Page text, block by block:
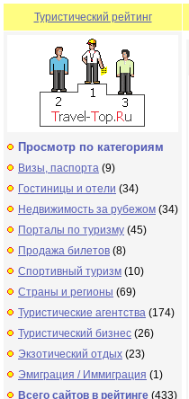
Туристический рейтинг
Просмотр по категориям
Визы, паспорта (9)
Гостиницы и отели (34)
Недвижимость за рубежом (34)
Порталы по туризму (45)
Продажа билетов (8)
Спортивный туризм (10)
Страны и регионы (69)
Туристические агентства (174)
Туристический бизнес (26)
Экзотический отдых (23)
Эмиграция / Иммиграция (1)
Всего сайтов в рейтинге (433)